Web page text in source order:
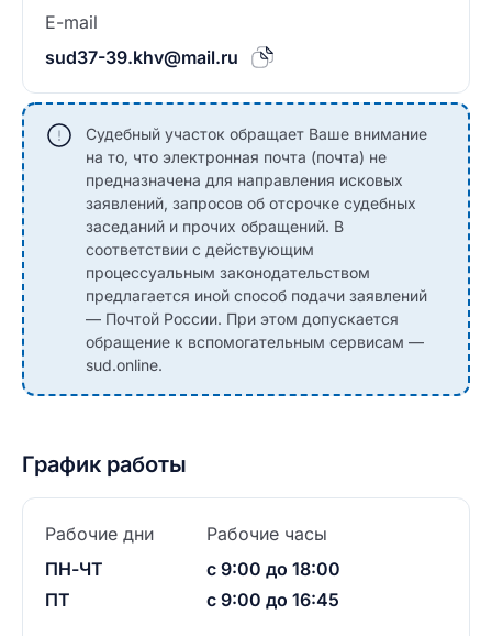
E-mail
sud37-39.khv@mail.ru
Судебный участок обращает Ваше внимание
на то, что электронная почта (почта) не
предназначена для направления исковых
заявлений, запросов об отсрочке судебных
заседаний и прочих обращений. В
соответствии с действующим
процессуальным законодательством
предлагается иной способ подачи заявлений
— Почтой России. При этом допускается
обращение к вспомогательным сервисам —
sud.online.
График работы
Рабочие дни
ПН-ЧТ
ПТ
Рабочие часы
с 9:00 до 18:00
с 9:00 до 16:45